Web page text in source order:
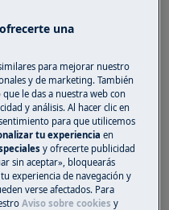
mantenimiento,
el enchufe de red de
electrodomésticos,
son necesarias dos
y calzado
una
para mejorar nuestro
y de marketing. También
le das a nuestra web con
y análisis. Al hacer clic en
para que utilicemos
tu experienciaen
y ofrecerte publicidad
sin aceptar», bloquearás
experiencia de navegación y
verse afectados. Para
Aviso sobre cookies y